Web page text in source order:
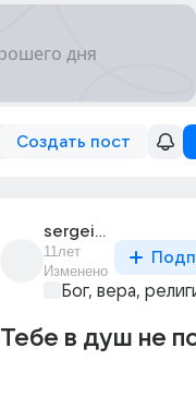
Создать пост
sergei_maslov_4
11лет
Изменено
Бог, вера,
Тебе в душ не